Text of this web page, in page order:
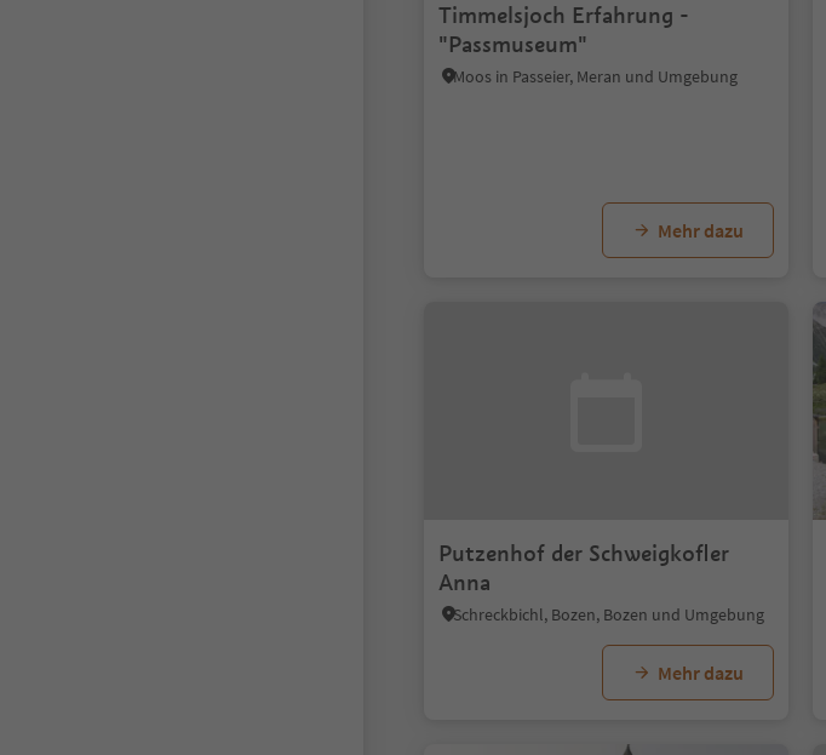
Timmelsjoch Erfahrung -
"Passmuseum"
Moos in Passeier, Meran und Umgebung
Mehr dazu
Putzenhof der Schweigkofler
Anna
Schreckbichl, Bozen, Bozen und Umgebung
Mehr dazu